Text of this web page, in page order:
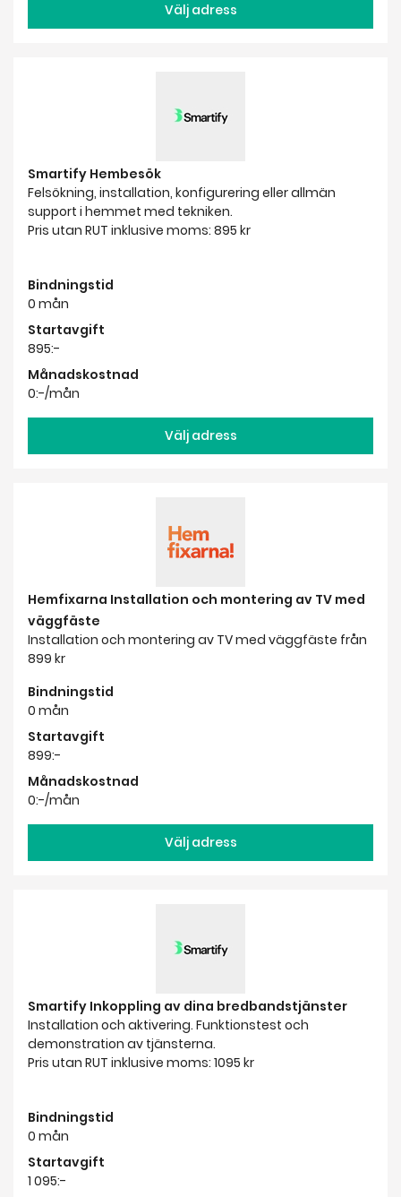
Välj adress
Smartify Hembesök
Felsökning, installation, konfigurering eller allmän
support i hemmet med tekniken.
Pris utan RUT inklusive moms: 895 kr
Bindningstid
0 mån
Startavgift
895:-
Månadskostnad
0:-/mån
Välj adress
Hemfixarna Installation och montering av TV med
väggfäste
Installation och montering av TV med väggfäste från
899 kr
Bindningstid
0 mån
Startavgift
899:-
Månadskostnad
0:-/mån
Välj adress
Smartify Inkoppling av dina bredbandstjänster
Installation och aktivering. Funktionstest och
demonstration av tjänsterna.
Pris utan RUT inklusive moms: 1095 kr
Bindningstid
0 mån
Startavgift
1 095:-